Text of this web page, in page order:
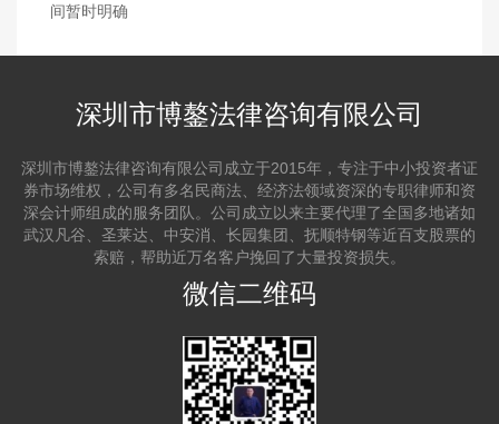
间暂时明确
深圳市博鏊法律咨询有限公司
深圳市博鏊法律咨询有限公司成立于2015年，专注于中小投资者证
券市场维权，公司有多名民商法、经济法领域资深的专职律师和资
深会计师组成的服务团队。公司成立以来主要代理了全国多地诸如
武汉凡谷、圣莱达、中安消、长园集团、抚顺特钢等近百支股票的
索赔，帮助近万名客户挽回了大量投资损失。
微信二维码